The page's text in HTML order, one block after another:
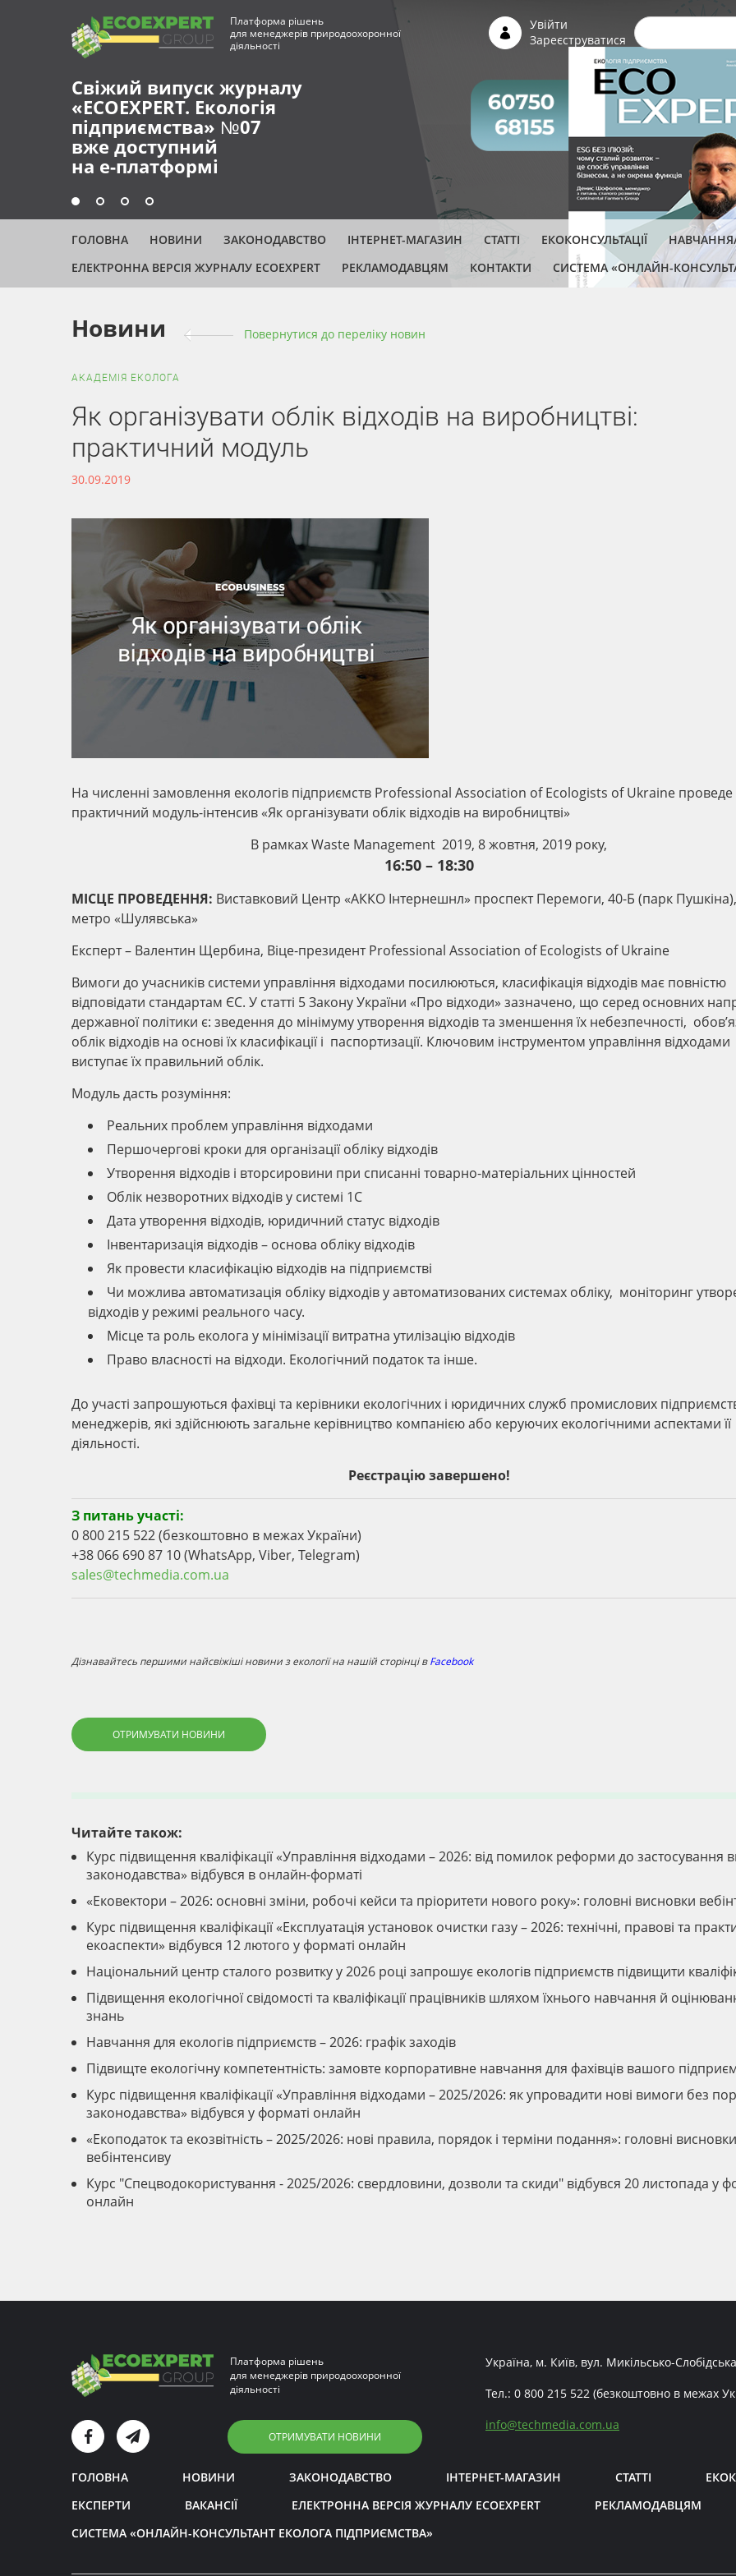
Свіжий випуск журналу
«ECOEXPERT. Екологія
підприємства» №07
вже доступний
на е-платформі
Платформа рішень
для менеджерів природоохоронної
діяльності
Увійти
Зареєструватися
ГОЛОВНА НОВИНИ ЗАКОНОДАВСТВО ІНТЕРНЕТ-МАГАЗИН СТАТТІ ЕКОКОНСУЛЬТАЦІЇ НАВЧАННЯ/
ЕЛЕКТРОННА ВЕРСІЯ ЖУРНАЛУ ECOEXPERT
РЕКЛАМОДАВЦЯМ КОНТАКТИ СИСТЕМА «ОНЛАЙН-
Новини Повернутися до переліку новин
АКАДЕМІЯ ЕКОЛОГА
Як організувати облік відходів на виробництві:
практичний модуль
30.09.2019
На численні замовлення екологів підприємств Professional Association of Ecologists of Ukraine проведе
практичний модуль-інтенсив «Як організувати облік відходів на виробництві»
В рамках Waste Management 2019, 8 жовтня, 2019 року,
16:50 – 18:30
МІСЦЕ ПРОВЕДЕННЯ: Виставковий Центр «АККО Інтернешнл» проспект Перемоги, 40-Б (парк
метро «Шулявська»
Експерт – Валентин Щербина, Віце-президент Professional Association of Ecologists of Ukraine
Вимоги до учасників системи управління відходами посилюються, класифікація відходів має повністю
відповідати стандартам ЄС. У статті 5 Закону України «Про відходи» зазначено, що серед основних
державної політики є: зведення до мінімуму утворення відходів та зменшення їх небезпечності,
облік відходів на основі їх класифікації і паспортизації. Ключовим інструментом управління відходами
виступає їх правильний облік.
Модуль дасть розуміння:
Реальних проблем управління відходами
Першочергові кроки для організації обліку відходів
Утворення відходів і вторсировини при списанні товарно-матеріальних цінностей
Облік незворотних відходів у системі 1С
Дата утворення відходів, юридичний статус відходів
Інвентаризація відходів – основа обліку відходів
Як провести класифікацію відходів на підприємстві
Чи можлива автоматизація обліку відходів у автоматизованих системах обліку, моніторинг
відходів у режимі реального часу.
Місце та роль еколога у мінімізації витратна утилізацію відходів
Право власності на відходи. Екологічний податок та інше.
До участі запрошуються фахівці та керівники екологічних і юридичних служб промислових
менеджерів, які здійснюють загальне керівництво компанією або керуючих екологічними аспектами її
діяльності.
Реєстрацію завершено!
З питань участі:
0 800 215 522 (безкоштовно в межах України)
+38 066 690 87 10 (WhatsApp, Viber, Telegram)
sales@techmedia.com.ua
Дізнавайтесь першими найсвіжіші новини з екології на нашій сторінці вFacebook
ОТРИМУВАТИ НОВИНИ
Читайте також:
Курс підвищення кваліфікації «Управління відходами – 2026: від помилок реформи до застосування
законодавства» відбувся в онлайн-форматі
«Ековектори – 2026: основні зміни, робочі кейси та пріоритети нового року»: головні висновки
Курс підвищення кваліфікації «Експлуатація установок очистки газу – 2026: технічні, правові та
екоаспекти» відбувся 12 лютого у форматі онлайн
Національний центр сталого розвитку у 2026 році запрошує екологів підприємств підвищити
Підвищення екологічної свідомості та кваліфікації працівників шляхом їхнього навчання й
знань
Навчання для екологів підприємств – 2026: графік заходів
Підвищте екологічну компетентність: замовте корпоративне навчання для фахівців вашого
Курс підвищення кваліфікації «Управління відходами – 2025/2026: як упровадити нові вимоги без
законодавства» відбувся у форматі онлайн
«Екоподаток та екозвітність – 2025/2026: нові правила, порядок і терміни подання»: головні висновки
вебінтенсиву
Курс "Спецводокористування - 2025/2026: свердловини, дозволи та скиди" відбувся 20 листопада у
онлайн
Платформа рішень
для менеджерів природоохоронної
діяльності
ОТРИМУВАТИ НОВИНИ
Україна, м. Київ, вул. Микільсько-
Тел.: 0 800 215 522 (безкоштовно в межах
info@techmedia.com.ua
ГОЛОВНА НОВИНИ ЗАКОНОДАВСТВО ІНТЕРНЕТ-МАГАЗИН СТАТТІ
ЕКСПЕРТИ
ВАКАНСІЇ ЕЛЕКТРОННА ВЕРСІЯ ЖУРНАЛУ ECOEXPERT РЕКЛАМОДАВЦЯМ
СИСТЕМА «ОНЛАЙН-КОНСУЛЬТАНТ ЕКОЛОГА ПІДПРИЄМСТВА»